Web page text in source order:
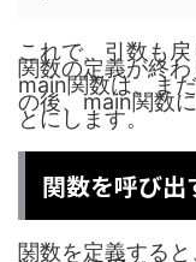
これで、引数も
関数の定義が終わ
main関数は、ま
の後、main関数
とにします。
関数を呼び出
関数を定義する